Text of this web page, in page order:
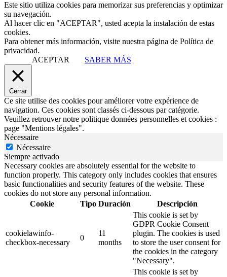
Este sitio utiliza cookies para memorizar sus preferencias y optimizar
su navegación.
Al hacer clic en "ACEPTAR", usted acepta la instalación de estas
cookies.
Para obtener más información, visite nuestra página de Política de
privacidad.
ACEPTAR
SABER MÁS
Cerrar
Ce site utilise des cookies pour améliorer votre expérience de
navigation. Ces cookies sont classés ci-dessous par catégorie.
Veuillez retrouver notre politique données personnelles et cookies :
page "Mentions légales".
Nécessaire
Nécessaire
Siempre activado
Necessary cookies are absolutely essential for the website to
function properly. This category only includes cookies that ensures
basic functionalities and security features of the website. These
cookies do not store any personal information.
Cookie
Tipo Duración Descripción
cookielawinfo-
checkbox-necessary
0
11
months
This cookie is set by
GDPR Cookie Consent
plugin. The cookies is used
to store the user consent for
the cookies in the category
"Necessary".
This cookie is set by